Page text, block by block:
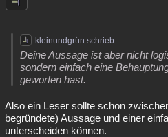
kleinundgrün schrieb:
Deine Aussage ist aber nicht
sondern einfach eine
geworfen hast.
Also ein Leser sollte schon
begründete) Aussage und einer
unterscheiden können.